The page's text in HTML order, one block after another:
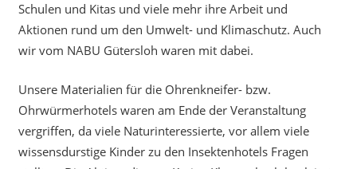
Schulen und Kitas und viele mehr ihre Arbeit und
Aktionen rund um den Umwelt- und Klimaschutz. Auch
wir vom NABU Gütersloh waren mit dabei.
Unsere Materialien für die Ohrenkneifer- bzw.
Ohrwürmerhotels waren am Ende der Veranstaltung
vergriffen, da viele Naturinteressierte, vor allem viele
wissensdurstige Kinder zu den Insektenhotels Fragen